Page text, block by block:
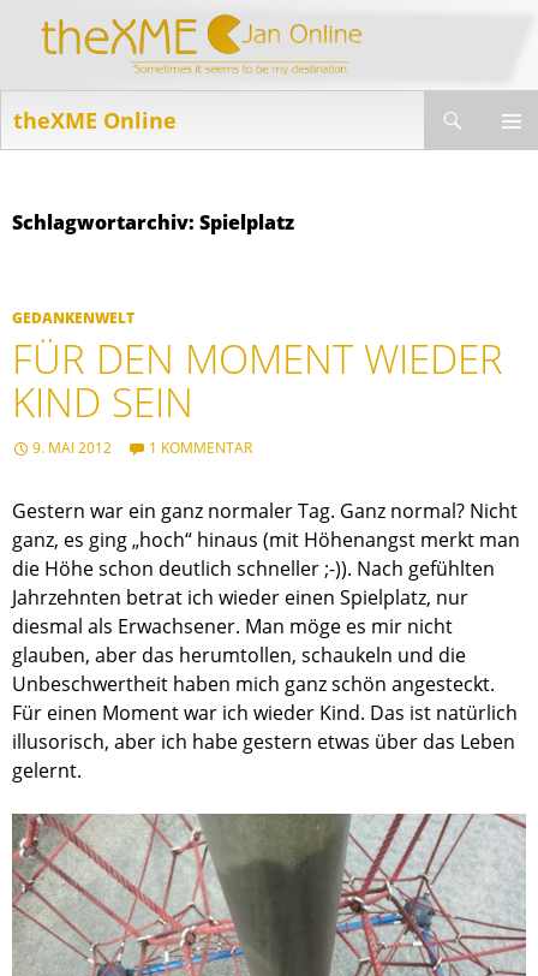
theXME Online
Schlagwortarchiv: Spielplatz
GEDANKENWELT
FÜR DEN MOMENT WIEDER
KIND SEIN
9. MAI 2012 1 KOMMENTAR
Gestern war ein ganz normaler Tag. Ganz normal? Nicht
ganz, es ging „hoch“ hinaus (mit Höhenangst merkt man
die Höhe schon deutlich schneller ;-)). Nach gefühlten
Jahrzehnten betrat ich wieder einen Spielplatz, nur
diesmal als Erwachsener. Man möge es mir nicht
glauben, aber das herumtollen, schaukeln und die
Unbeschwertheit haben mich ganz schön angesteckt.
Für einen Moment war ich wieder Kind. Das ist natürlich
illusorisch, aber ich habe gestern etwas über das Leben
gelernt.